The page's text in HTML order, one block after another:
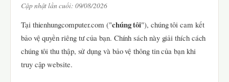
Cập nhật lần cuối: 09/08/2026
Tại thienhungcomputer.com ("chúng tôi"), chúng tôi cam kết
bảo vệ quyền riêng tư của bạn. Chính sách này giải thích cách
chúng tôi thu thập, sử dụng và bảo vệ thông tin của bạn khi
truy cập website.